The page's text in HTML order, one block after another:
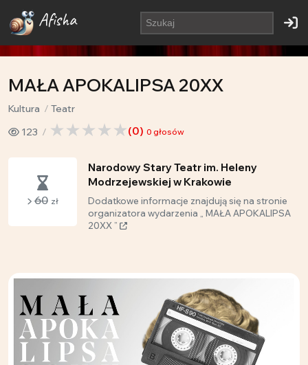
Afisha
MAŁA APOKALIPSA 20XX
Kultura
Teatr
123
(0) 0 głosów
60 zł
Narodowy Stary Teatr im. Heleny
Modrzejewskiej w Krakowie
Dodatkowe informacje znajdują się na stronie
organizatora wydarzenia „ MAŁA APOKALIPSA
20XX ”